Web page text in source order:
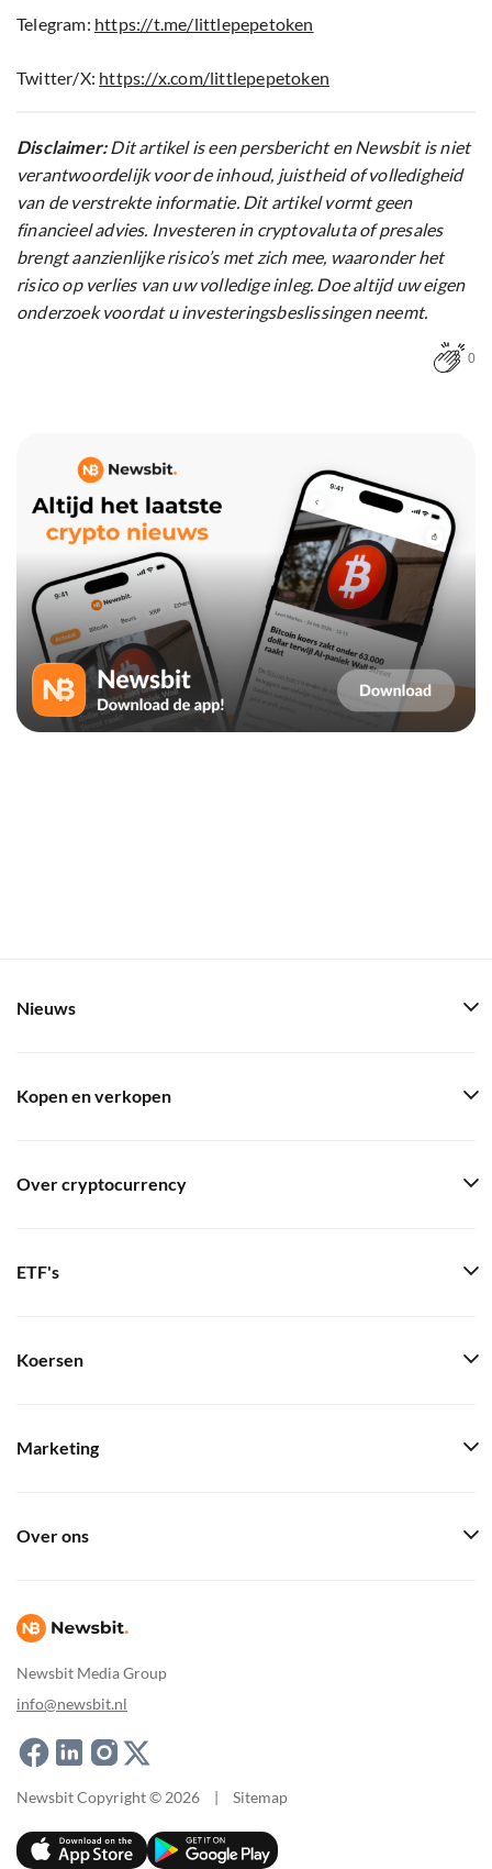
Telegram: https://t.me/littlepepetoken
Twitter/X: https://x.com/littlepepetoken
Disclaimer:Dit artikel is een persbericht en Newsbit is niet
verantwoordelijk voor de inhoud, juistheid of volledigheid
van de verstrekte informatie. Dit artikel vormt geen
financieel advies. Investeren in cryptovaluta of presales
brengt aanzienlijke risico’s met zich mee, waaronder het
risico op verlies van uw volledige inleg. Doe altijd uw eigen
onderzoek voordat u investeringsbeslissingen neemt.
0
Newsbit Media Group
info@newsbit.nl
Nieuws
Kopen en verkopen
Over cryptocurrency
ETF's
Koersen
Marketing
Over ons
Newsbit Copyright © 2026 | Sitemap